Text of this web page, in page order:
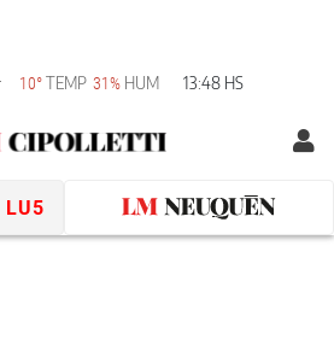
10° TEMP 31% HUM 13:48 HS
LU5